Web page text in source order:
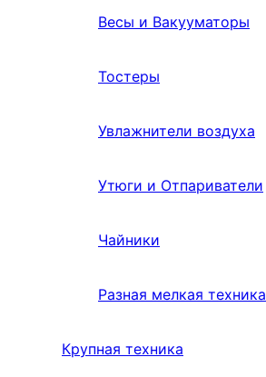
Весы и Вакууматоры
Тостеры
Увлажнители воздуха
Утюги и Отпариватели
Чайники
Разная мелкая техника
Крупная техника